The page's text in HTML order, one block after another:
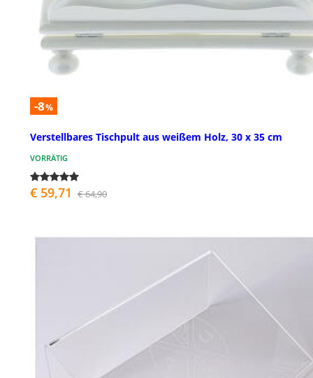
-8%
Verstellbares Tischpult aus weißem Holz, 30 x 35 cm
VORRÄTIG
€ 59,71 € 64,90